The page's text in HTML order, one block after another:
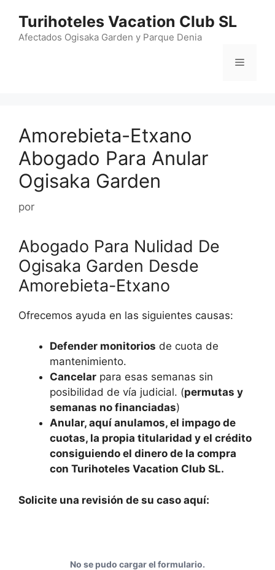
contenido
Turihoteles Vacation Club SL
Afectados Ogisaka Garden y Parque Denia
Menú
Amorebieta-Etxano
Abogado Para Anular
Ogisaka Garden
por
Abogado Para Nulidad De
Ogisaka Garden Desde
Amorebieta-Etxano
Ofrecemos ayuda en las siguientes causas:
Defender monitorios de cuota de
mantenimiento.
Cancelar para esas semanas sin
posibilidad de vía judicial. (permutas y
semanas no financiadas)
Anular, aquí anulamos, el impago de
cuotas, la propia titularidad y el crédito
consiguiendo el dinero de la compra
con Turihoteles Vacation Club SL.
Solicite una revisión de su caso aquí:
No se pudo cargar el formulario.